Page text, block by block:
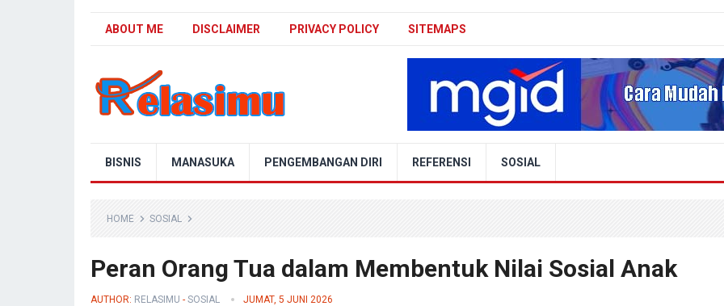
ABOUT ME DISCLAIMER PRIVACY POLICY SITEMAPS
BISNIS MANASUKA PENGEMBANGAN DIRI REFERENSI SOSIAL
HOME SOSIAL
Peran Orang Tua dalam Membentuk Nilai Sosial Anak
AUTHOR: RELASIMU - SOSIAL JUMAT, 5 JUNI 2026